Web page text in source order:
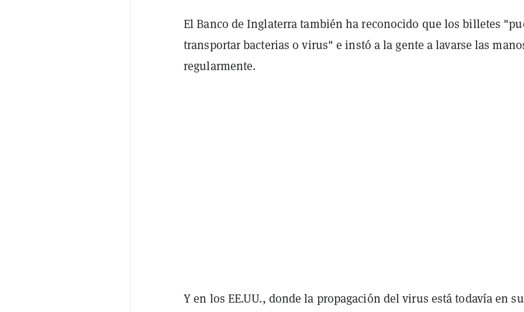
El Banco de Inglaterra también ha reconocido que los billetes
transportar bacterias o virus" e instó a la gente a lavarse las
regularmente.
Y en los EE.UU., donde la propagación del virus está todavía en